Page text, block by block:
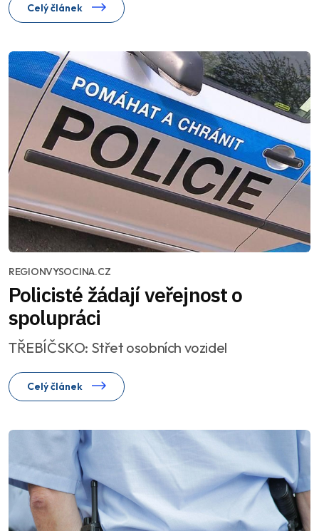
Celý článek
REGIONVYSOCINA.CZ
Policisté žádají veřejnost o
spolupráci
TŘEBÍČSKO: Střet osobních vozidel
Celý článek